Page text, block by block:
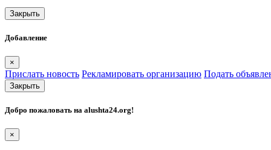
Закрыть
Добавление
×
Прислать новость Рекламировать организацию Подать
Закрыть
Добро пожаловать на alushta24.org!
×